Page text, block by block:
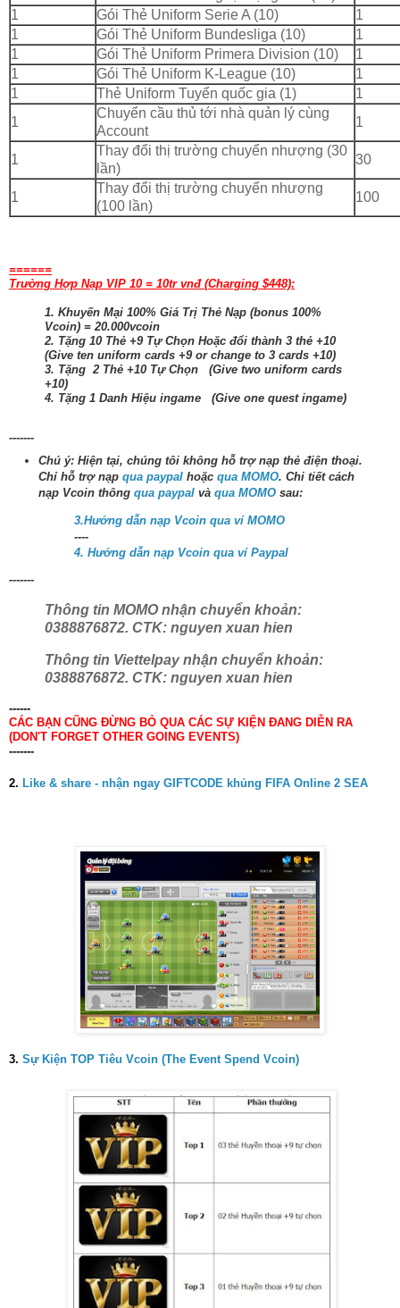
1
Gói Thẻ Uniform Serie A (10)
1
1
Gói Thẻ Uniform Bundesliga (10)
1
1
Gói Thẻ Uniform Primera Division (10)
1
1
Gói Thẻ Uniform K-League (10)
1
1
Thẻ Uniform Tuyển quốc gia (1)
1
1
Chuyển cầu thủ tới nhà quản lý cùng
Account
1
1
Thay đổi thị trường chuyển nhượng (30
lần)
30
1
Thay đổi thị trường chuyển nhượng
(100 lần)
100
======
Trường Hợp Nạp VIP 10 = 10tr vnđ (Charging $448):
1. Khuyến Mại 100% Giá Trị Thẻ Nạp (bonus 100%
Vcoin) = 20.000vcoin
2. Tặng 10 Thẻ +9 Tự Chọn Hoặc đổi thành 3 thẻ +10
(Give ten uniform cards +9 or change to 3 cards +10)
3. Tặng 2 Thẻ +10 Tự Chọn (Give two uniform cards
+10)
4. Tặng 1 Danh Hiệu ingame (Give one quest ingame)
-------
Chú ý: Hiện tại, chúng tôi không hỗ trợ nạp thẻ điện thoại.
Chỉ hỗ trợ nạp qua paypal hoặc qua MOMO. Chi tiết cách
nạp Vcoin thông qua paypalvà qua MOMOsau:
3.Hướng dẫn nạp Vcoin qua ví MOMO
----
4. Hướng dẫn nạp Vcoin qua ví Paypal
-------
Thông tin MOMO nhận chuyển khoản:
0388876872. CTK: nguyen xuan hien
Thông tin Viettelpay nhận chuyển khoản:
0388876872. CTK: nguyen xuan hien
------
CÁC BẠN CŨNG ĐỪNG BỎ QUA CÁC SỰ KIỆN ĐANG DIỄN RA
(DON'T FORGET OTHER GOING EVENTS)
-------
2. Like & share - nhận ngay GIFTCODE khủng FIFA Online 2 SEA
3. Sự Kiện TOP Tiêu Vcoin (The Event Spend Vcoin)